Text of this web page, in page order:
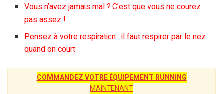
Vous n’avez jamais mal ? C’est que vous ne courez
pas assez !
Pensez à votre respiration : il faut respirer par le nez
quand on court
COMMANDEZ VOTRE ÉQUIPEMENT RUNNING
MAINTENANT